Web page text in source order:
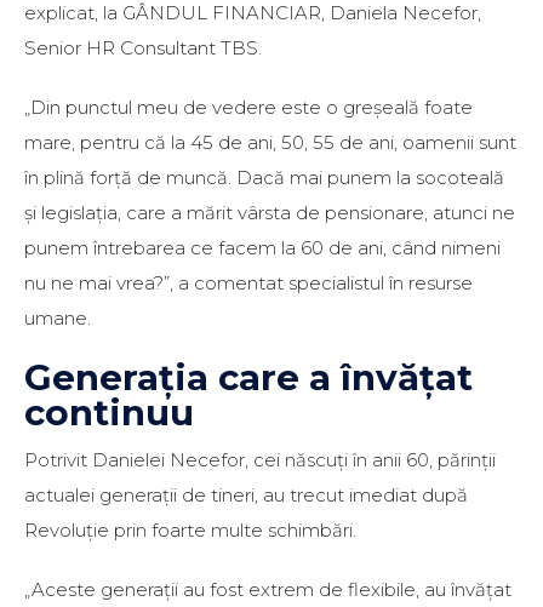
explicat, la GÂNDUL FINANCIAR, Daniela Necefor,
Senior HR Consultant TBS.
„Din punctul meu de vedere este o greșeală foate
mare, pentru că la 45 de ani, 50, 55 de ani, oamenii sunt
în plină forță de muncă. Dacă mai punem la socoteală
și legislația, care a mărit vârsta de pensionare, atunci ne
punem întrebarea ce facem la 60 de ani, când nimeni
nu ne mai vrea?”, a comentat specialistul în resurse
umane.
Generația care a învățat
continuu
Potrivit Danielei Necefor, cei născuți în anii 60, părinții
actualei generații de tineri, au trecut imediat după
Revoluție prin foarte multe schimbări.
„Aceste generații au fost extrem de flexibile, au învățat